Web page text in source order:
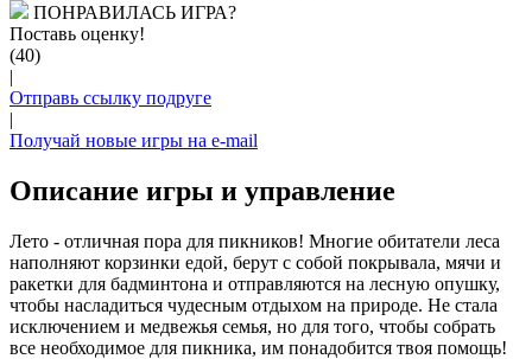
ПОНРАВИЛАСЬ ИГРА?
Поставь оценку!
(40)
|
Отправь ссылку подруге
|
Получай новые игры на e-mail
Описание игры и управление
Лето - отличная пора для пикников! Многие обитатели леса
наполняют корзинки едой, берут с собой покрывала, мячи и
ракетки для бадминтона и отправляются на лесную опушку,
чтобы насладиться чудесным отдыхом на природе. Не стала
исключением и медвежья семья, но для того, чтобы собрать
все необходимое для пикника, им понадобится твоя помощь!